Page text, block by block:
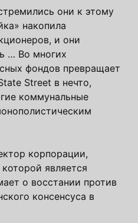
они к этому
накопила
и они
… Во многих
фондов превращает
Street в нечто,
коммунальные
корпорации,
является
о восстании против
консенсуса в